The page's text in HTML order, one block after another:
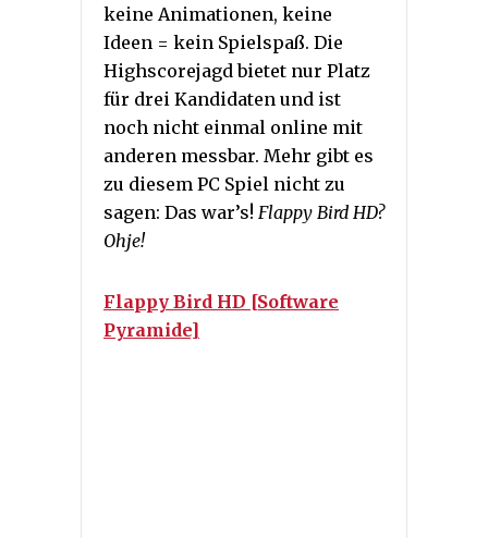
keine Animationen, keine
Ideen = kein Spielspaß. Die
Highscorejagd bietet nur Platz
für drei Kandidaten und ist
noch nicht einmal online mit
anderen messbar. Mehr gibt es
zu diesem PC Spiel nicht zu
sagen: Das war’s! Flappy Bird HD?
Ohje!
Flappy Bird HD [Software
Pyramide]